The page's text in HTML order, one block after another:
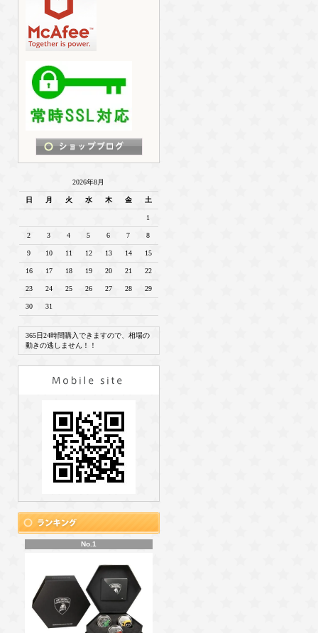
2026年8月
日 月 火 水 木 金 土
1
2 3 4 5 6 7 8
9 10 11 12 13 14 15
16 17 18 19 20 21 22
23 24 25 26 27 28 29
30 31
365日24時間購入できますので、相場の
動きの逃しません！！
No.1